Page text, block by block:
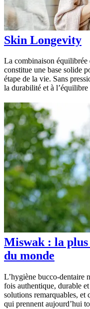
Skin Longevity
La combinaison équilibrée
constitue une base solide
étape de la vie. Sans
la durabilité et à
Miswak : la plus
du monde
L’hygiène bucco-dentaire
fois authentique, durable
solutions remarquables, et
qui prennent aujourd’hui